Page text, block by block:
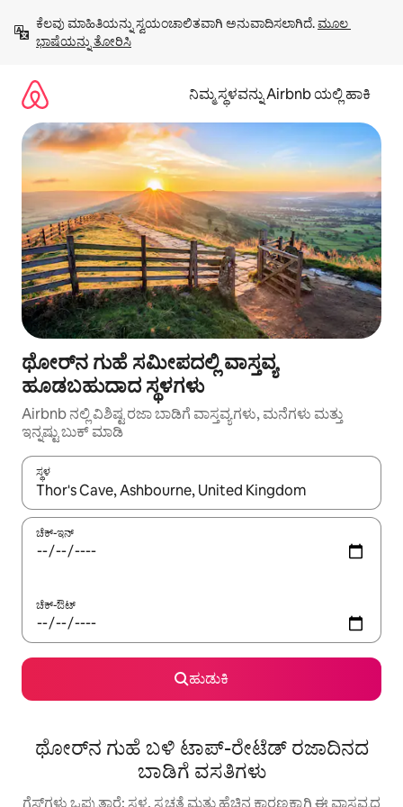
ಹೋಗಿ
ಕೆಲವು ಮಾಹಿತಿಯನ್ನು ಸ್ವಯಂಚಾಲಿತವಾಗಿ ಅನುವಾದಿಸಲಾಗಿದೆ. ಮೂಲ
ಭಾಷೆಯನ್ನು ತೋರಿಸಿ
ನಿಮ್ಮ ಸ್ಥಳವನ್ನು Airbnb ಯಲ್ಲಿ ಹಾಕಿ
ಥೋರ್‌ನ ಗುಹೆ ಸಮೀಪದಲ್ಲಿ ವಾಸ್ತವ್ಯ
ಹೂಡಬಹುದಾದ ಸ್ಥಳಗಳು
Airbnb ನಲ್ಲಿ ವಿಶಿಷ್ಟ ರಜಾ ಬಾಡಿಗೆ ವಾಸ್ತವ್ಯಗಳು, ಮನೆಗಳು ಮತ್ತು
ಇನ್ನಷ್ಟು ಬುಕ್ ಮಾಡಿ
ಸ್ಥಳ
ಫಲಿತಾಂಶಗಳು ಲಭ್ಯವಿರುವಾಗ, ಅಪ್ ಮತ್ತು ಡೌನ್ ಬಾಣದ ಕೀಲಿಗಳೊಂದಿಗೆ
ಚೆಕ್-ಇನ್
ಚೆಕ್-ಔಟ್
ಹುಡುಕಿ
ಥೋರ್‌ನ ಗುಹೆ ಬಳಿ ಟಾಪ್-ರೇಟೆಡ್ ರಜಾದಿನದ
ಬಾಡಿಗೆ ವಸತಿಗಳು
ಗೆಸ್ಟ್‌ಗಳು ಒಪ್ಪುತ್ತಾರೆ: ಸ್ಥಳ, ಸ್ವಚ್ಛತೆ ಮತ್ತು ಹೆಚ್ಚಿನ ಕಾರಣಕ್ಕಾಗಿ ಈ ವಾಸ್ತವ್ಯದ